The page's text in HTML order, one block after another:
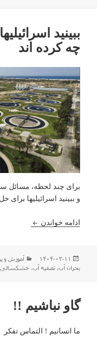
ببینید
چه کرده اند
برای چند لحظه، مسائل
و ببینید اسرائیلیها
ادامه خواندن ببینید
ارسال
شده
۱۴۰۴-۰۳-۱۱ دسته‌ها
آموزش و
بحران آب،تصفیه آب،خشکسالی
گاو نباشیم !!
ما انسانیم ! التماس تفکر